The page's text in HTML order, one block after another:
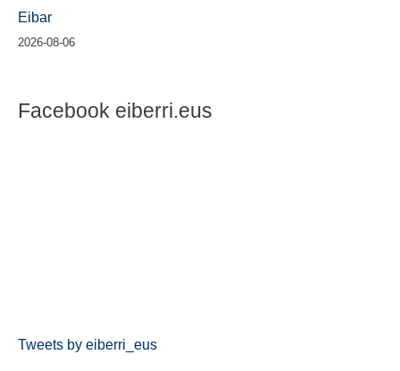
Eibar
2026-08-06
Facebook eiberri.eus
Tweets by eiberri_eus